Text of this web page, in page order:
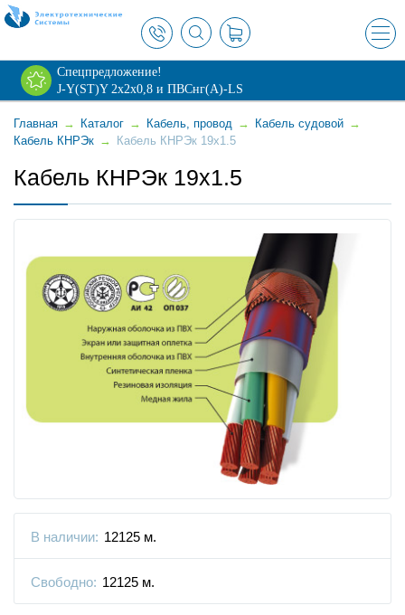
×
Спецпредложение!
J-Y(ST)Y 2х2х0,8 и ПВСнг(А)-LS
Главная → Каталог → Кабель, провод → Кабель судовой →
Кабель КНРЭк → Кабель КНРЭк 19x1.5
Кабель КНРЭк 19x1.5
В наличии: 12125 м.
Свободно: 12125 м.